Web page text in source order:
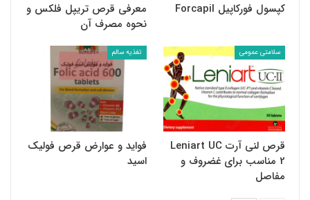
کپسول فورکاپیل Forcapil
معرفی قرص تریپل فلکس و
نحوه مصرف آن
سلامتی عمومی
قرص لنی آرت Leniart UC
2 مناسب برای غضروف و
مفاصل
تغذیه سالم
فواید و عوارض قرص فولیک
اسید